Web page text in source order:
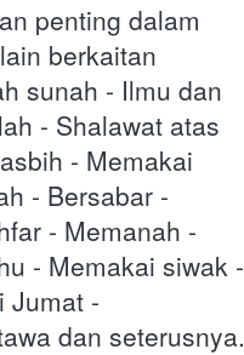
penting dalam
berkaitan
sunah - Ilmu dan
- Shalawat atas
- Memakai
- Bersabar -
- Memanah -
- Memakai siwak -
Jumat -
dan seterusnya.